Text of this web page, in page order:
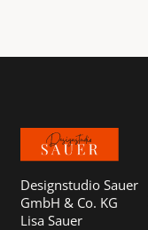
Designstudio Sauer
GmbH & Co. KG
Lisa Sauer